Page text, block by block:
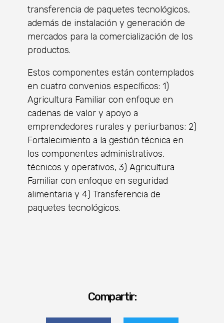
transferencia de paquetes tecnológicos,
además de instalación y generación de
mercados para la comercialización de los
productos.
Estos componentes están contemplados
en cuatro convenios específicos: 1)
Agricultura Familiar con enfoque en
cadenas de valor y apoyo a
emprendedores rurales y periurbanos; 2)
Fortalecimiento a la gestión técnica en
los componentes administrativos,
técnicos y operativos, 3) Agricultura
Familiar con enfoque en seguridad
alimentaria y 4) Transferencia de
paquetes tecnológicos.
Compartir: